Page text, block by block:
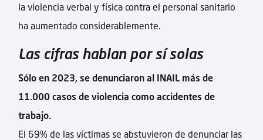
la violencia verbal y física contra el personal sanitario
ha aumentado considerablemente.
Las cifras hablan por sí solas
Sólo en 2023, se denunciaron al INAIL más de
11.000 casos de violencia como accidentes de
trabajo.
El 69% de las víctimas se abstuvieron de denunciar las